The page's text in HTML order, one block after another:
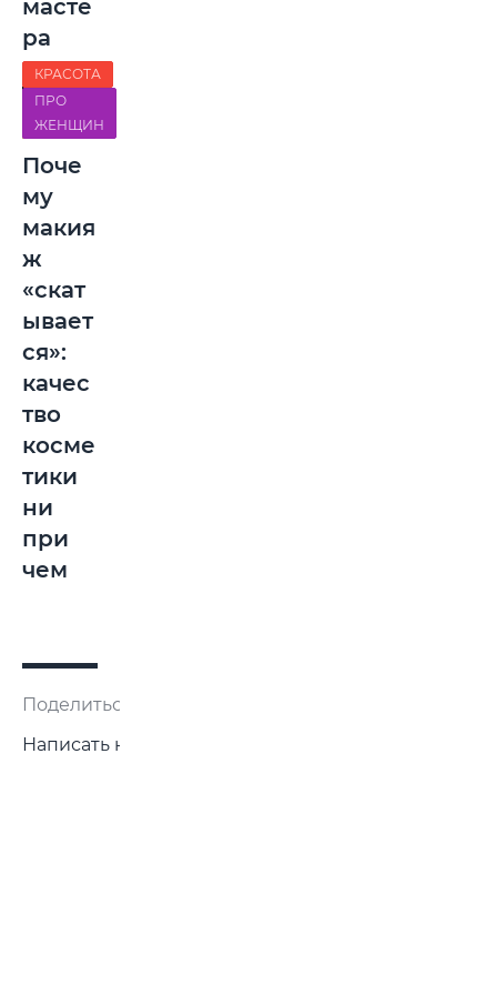
масте
ра
КРАСОТА
ПРО
ЖЕНЩИН
Поче
му
макия
ж
«скат
ывает
ся»:
качес
тво
косме
тики
ни
при
чем
Поделиться:
Написать нам